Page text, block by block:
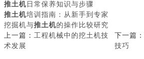
推土机 日常保养知识与步骤
推土机培训指南：从新手到专家
挖掘机与推土机的操作比较研究
上一篇： 工程机械中的挖土机技
术发展
下一篇：
技巧